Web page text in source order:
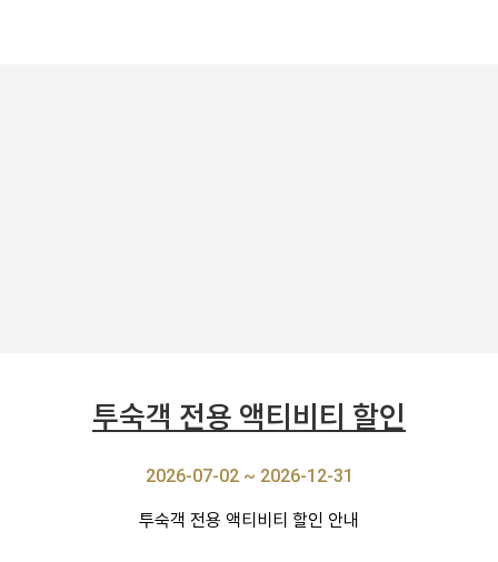
투숙객 전용 액티비티 할인
2026-07-02 ~ 2026-12-31
투숙객 전용 액티비티 할인 안내